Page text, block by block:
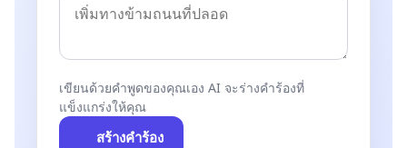
เขียนด้วยคำพูดของคุณเอง AI จะร่างคำร้องที่
แข็งแกร่งให้คุณ
สร้างคำร้อง